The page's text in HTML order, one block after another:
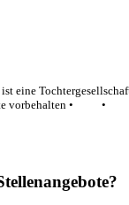
eine
vorbehalten •
•